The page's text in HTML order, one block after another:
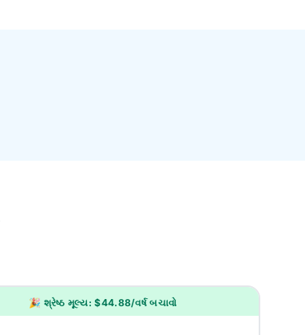
🎉 શ્રેષ્ઠ મૂલ્ય: $44.88/વર્ષ બચાવો